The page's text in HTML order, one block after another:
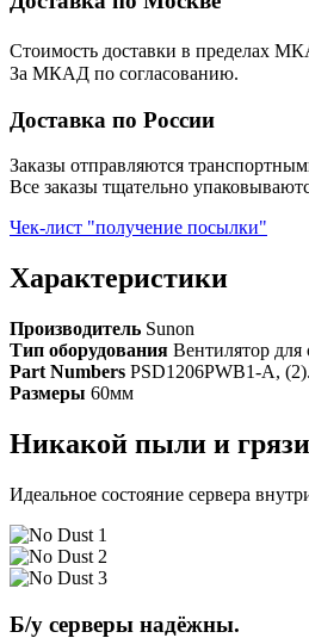
Стоимость доставки в пределах
За МКАД по согласованию.
Доставка по России
Заказы отправляются
Все заказы тщательно
Чек-лист "получение посылки"
Характеристики
Производитель Sunon
Тип оборудования Вентилятор для
Part Numbers PSD1206PWB1-A,
Размеры 60мм
Никакой пыли и
Идеальное состояние сервера
Б/у серверы надёжны.